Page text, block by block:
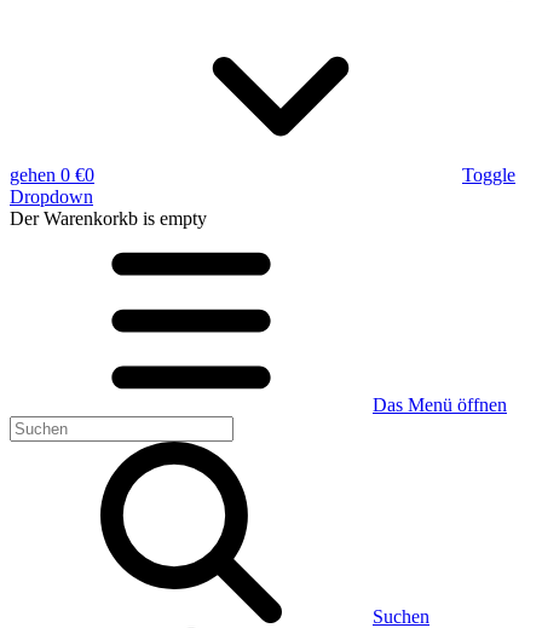
gehen 0 €0
Toggle
Dropdown
Der Warenkorkb is empty
Das Menü öffnen
Suchen